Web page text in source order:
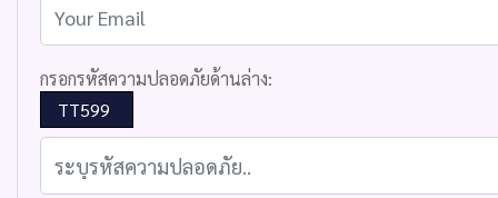
กรอกรหัสความปลอดภัยด้านล่าง:
TT599